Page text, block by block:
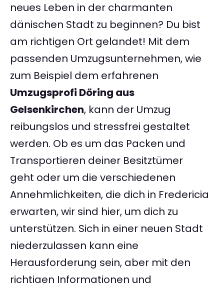
neues Leben in der charmanten
dänischen Stadt zu beginnen? Du bist
am richtigen Ort gelandet! Mit dem
passenden Umzugsunternehmen, wie
zum Beispiel dem erfahrenen
Umzugsprofi Döring aus
Gelsenkirchen, kann der Umzug
reibungslos und stressfrei gestaltet
werden. Ob es um das Packen und
Transportieren deiner Besitztümer
geht oder um die verschiedenen
Annehmlichkeiten, die dich in Fredericia
erwarten, wir sind hier, um dich zu
unterstützen. Sich in einer neuen Stadt
niederzulassen kann eine
Herausforderung sein, aber mit den
richtigen Informationen und